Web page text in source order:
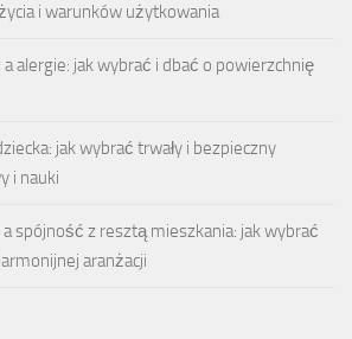
i warunków użytkowania
a alergie: jak wybrać i dbać o powierzchnię
jak wybrać trwały i bezpieczny
i nauki
a spójność z resztą mieszkania: jak wybrać
aranżacji